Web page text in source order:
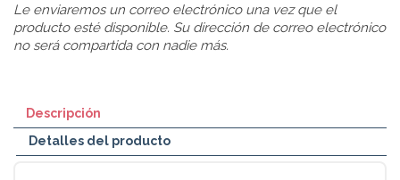
Le enviaremos un correo electrónico una vez que el
producto esté disponible. Su dirección de correo electrónico
no será compartida con nadie más.
Descripción
Detalles del producto